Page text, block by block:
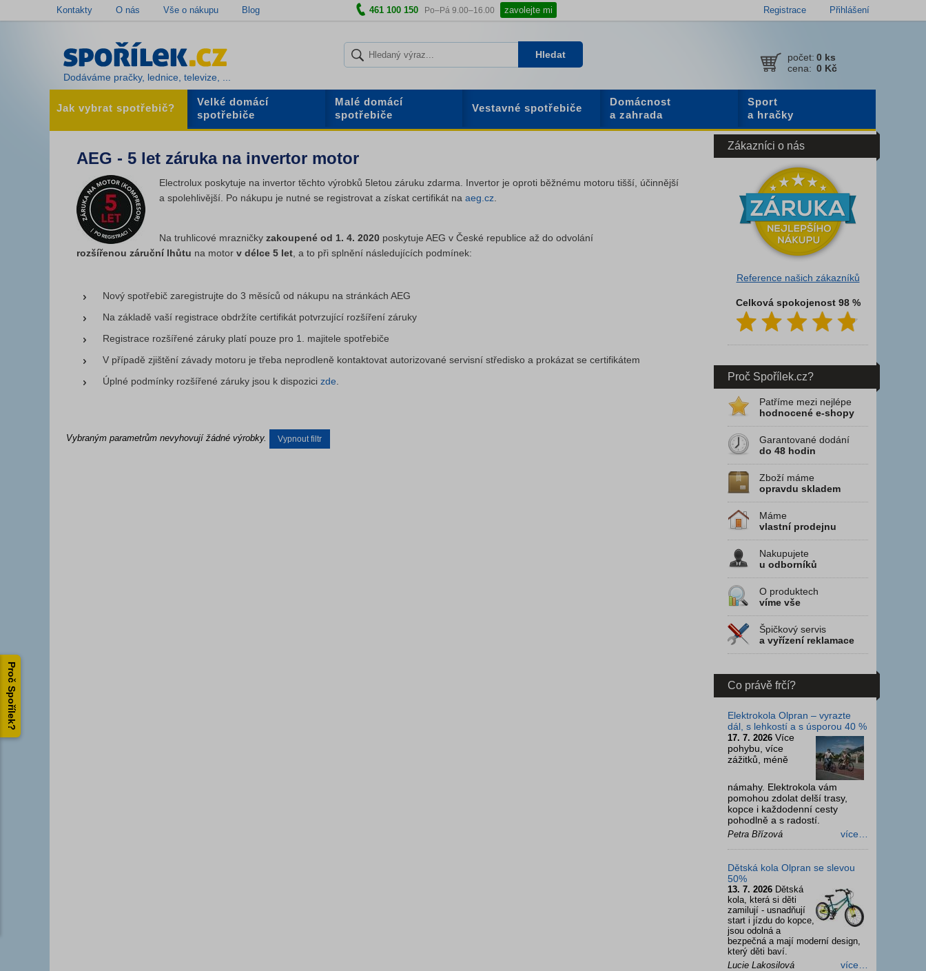
Proč Spořílek?
Kontakty O nás Vše o nákupu Blog 461 100 150 Po–Pá 9.00–16.00 zavolejte mi Registrace Přihlášení
Dodáváme pračky, lednice, televize, ...
počet: 0 ks
cena: 0 Kč
Hledat
Jak vybrat spotřebič?
Velké domácí
spotřebiče
Malé domácí
spotřebiče
Vestavné spotřebiče
Domácnost
a zahrada
Sport
a hračky
AEG - 5 let záruka na invertor motor
Electrolux poskytuje na invertor těchto výrobků 5letou záruku zdarma. Invertor je oproti běžnému motoru tišší, účinnější
a spolehlivější. Po nákupu je nutné se registrovat a získat certifikát na aeg.cz
Na truhlicové mrazničky zakoupené od 1. 4. 2020 poskytuje AEG v České republice až do odvolání
rozšířenou záruční lhůtu na motor v délce 5 let , a to při splnění následujících podmínek:
Nový spotřebič zaregistrujte do 3 měsíců od nákupu na stránkách AEG
Na základě vaší registrace obdržíte certifikát potvrzující rozšíření záruky
Registrace rozšířené záruky platí pouze pro 1. majitele spotřebiče
V případě zjištění závady motoru je třeba neprodleně kontaktovat autorizované servisní středisko a prokázat se certifikátem
Úplné podmínky rozšířené záruky jsou k dispozici zde
Vybraným parametrům nevyhovují žádné výrobky. Vypnout filtr
Zákazníci o nás
Reference našich zákazníků
Celková spokojenost 98 %
Proč Spořílek.cz?
Patříme mezi nejlépe
hodnocené e-shopy
Garantované dodání
do 48 hodin
Zboží máme
opravdu skladem
Máme
vlastní prodejnu
Nakupujete
u odborníků
O produktech
víme vše
Špičkový servis
a vyřízení reklamace
Co právě frčí?
Elektrokola Olpran – vyrazte
dál, s lehkostí a s úsporou 40 %
17. 7. 2026 Více
pohybu, více
zážitků, méně
námahy. Elektrokola vám
pomohou zdolat delší trasy,
kopce i každodenní cesty
pohodlně a s radostí.
Petra Břízová více…
Dětská kola Olpran se slevou
50%
13. 7. 2026 Dětská
kola, která si děti
zamilují - usnadňují
start i jízdu do kopce,
jsou odolná a
bezpečná a mají moderní design,
který děti baví.
Lucie Lakosilová
více…